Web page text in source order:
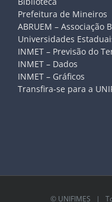
Prefeitura de Mineiros
ABRUEM – Associação
Universidades
INMET – Previsão do
INMET – Dados
INMET – Gráficos
Transfira-se para a
© UNIFIMES |